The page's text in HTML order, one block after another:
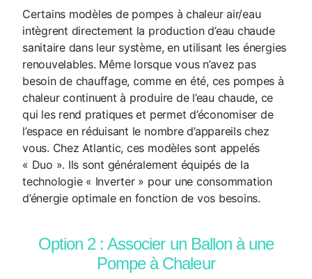
Certains modèles de pompes à chaleur air/eau
intègrent directement la production d’eau chaude
sanitaire dans leur système, en utilisant les énergies
renouvelables. Même lorsque vous n’avez pas
besoin de chauffage, comme en été, ces pompes à
chaleur continuent à produire de l’eau chaude, ce
qui les rend pratiques et permet d’économiser de
l’espace en réduisant le nombre d’appareils chez
vous. Chez Atlantic, ces modèles sont appelés
« Duo ». Ils sont généralement équipés de la
technologie « Inverter » pour une consommation
d’énergie optimale en fonction de vos besoins.
Option 2 : Associer un Ballon à une
Pompe à Chaleur